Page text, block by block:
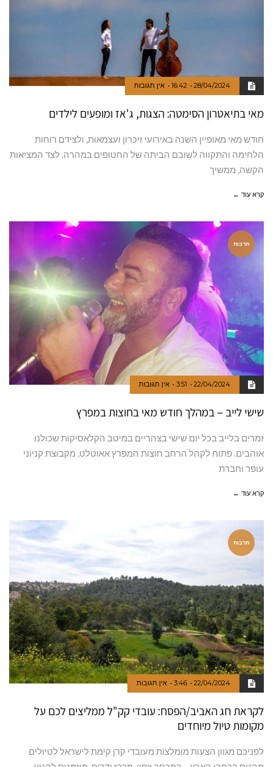
28/04/2024
16:42 אין תגובות
מאי בתיאטרון הסימטה: הצגות, ג'אז ומופעים לילדים
חודש מאי מאופיין השנה באירועי זיכרון ועצמאות, ולצידם רוחות
הלחימה והתקווה לשובם הביתה של החטופים במהרה. לצד המציאות
הקשה, ממשיך
קרא עוד ←
תרבות
22/04/2024
3:51 אין תגובות
שישי לייב – במהלך חודש מאי בחוצות במפרץ
זמרים בלייב בכל יום שישי בצהריים במיטב הקלאסיקות שכולנו
אוהבים. פתוח לקהל הרחב חוצות המפרץ אאוטלט, מקבוצת קניוני
עופר וחברת
קרא עוד ←
תרבות
22/04/2024
3:46 אין תגובות
לקראת חג האביב/הפסח: עובדי קק"ל ממליצים לכם על
מקומות טיול מיוחדים
לפניכם מגוון הצעות מומלצות מעובדי קרן קימת לישראל לטיולים